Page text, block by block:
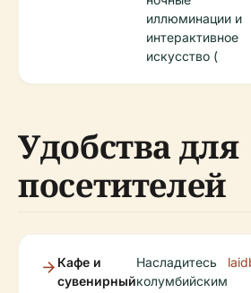
иллюминации и
интерактивное
искусство (
Удобства для
посетителей
Кафе и
сувенирный
Насладитесь
колумбийским